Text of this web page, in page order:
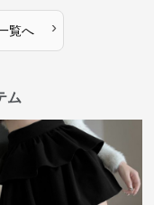
覧へ ›
ム